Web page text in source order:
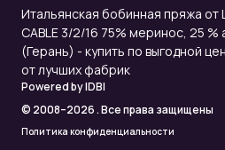
Итальянская бобинная пряжа от
CABLE 3/2/16 75% меринос, 25
(Герань) - купить по выгодной
от лучших фабрик
Powered byIDBI
© 2008–2026 . Все права защищены
Политика конфиденциальности